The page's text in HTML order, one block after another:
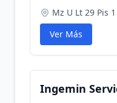
Mz U Lt 29 Pis
Ver Más
Ingemin